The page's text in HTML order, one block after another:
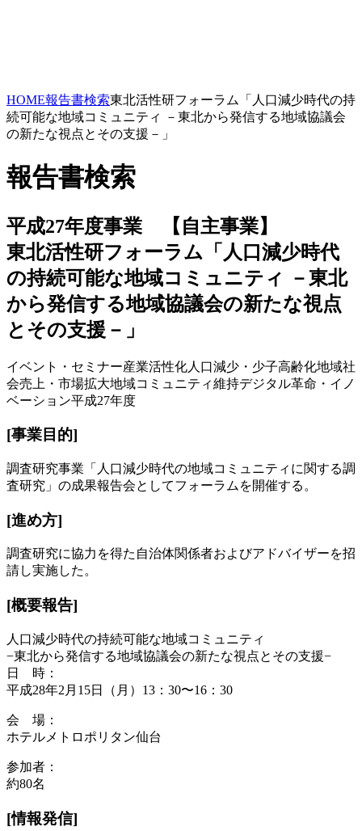
HOME報告書検索東北活性研フォーラム「人口減少時代の持
続可能な地域コミュニティ －東北から発信する地域協議会
の新たな視点とその支援－」
報告書検索
平成27年度事業 【自主事業】
東北活性研フォーラム「人口減少時代
の持続可能な地域コミュニティ －東北
から発信する地域協議会の新たな視点
とその支援－」
イベント・セミナー産業活性化人口減少・少子高齢化地域社
会売上・市場拡大地域コミュニティ維持デジタル革命・イノ
ベーション平成27年度
[事業目的]
調査研究事業「人口減少時代の地域コミュニティに関する調
査研究」の成果報告会としてフォーラムを開催する。
[進め方]
調査研究に協力を得た自治体関係者およびアドバイザーを招
請し実施した。
[概要報告]
人口減少時代の持続可能な地域コミュニティ
−東北から発信する地域協議会の新たな視点とその支援−
日 時：
平成28年2月15日（月）13：30〜16：30
会 場：
ホテルメトロポリタン仙台
参加者：
約80名
[情報発信]